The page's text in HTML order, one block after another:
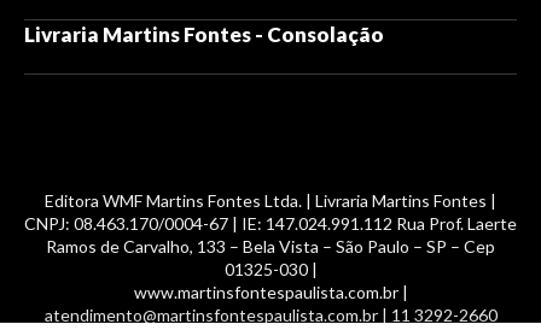
Livraria Martins Fontes - Consolação
Editora WMF Martins Fontes Ltda. | Livraria Martins Fontes |
CNPJ: 08.463.170/0004-67 | IE: 147.024.991.112 Rua Prof. Laerte
Ramos de Carvalho, 133 – Bela Vista – São Paulo – SP – Cep
01325-030 |
www.martinsfontespaulista.com.br |
atendimento@martinsfontespaulista.com.br | 11 3292-2660